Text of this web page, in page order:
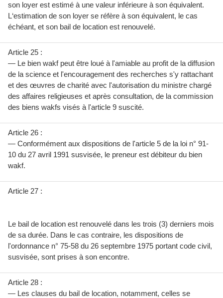
son loyer est estimé à une valeur inférieure à son équivalent.
L‘estimation de son loyer se réfère à son équivalent, le cas
échéant, et son bail de location est renouvelé.
Article 25 :
— Le bien wakf peut être loué à l'amiable au profit de la diffusion
de la science et l'encouragement des recherches s'y rattachant
et des œuvres de charité avec l'autorisation du ministre chargé
des affaires religieuses et après consultation, de la commission
des biens wakfs visés à l'article 9 suscité.
Article 26 :
— Conformément aux dispositions de l'article 5 de la loi n° 91-
10 du 27 avril 1991 susvisée, le preneur est débiteur du bien
wakf.
Article 27 :
Le bail de location est renouvelé dans les trois (3) derniers mois
de sa durée. Dans le cas contraire, les dispositions de
l'ordonnance n° 75-58 du 26 septembre 1975 portant code civil,
susvisée, sont prises à son encontre.
Article 28 :
— Les clauses du bail de location, notamment, celles se